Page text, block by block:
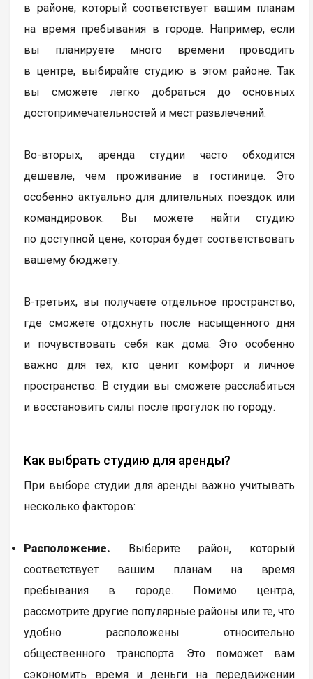
в районе, который соответствует вашим планам
на время пребывания в городе. Например, если
вы планируете много времени проводить
в центре, выбирайте студию в этом районе. Так
вы сможете легко добраться до основных
достопримечательностей и мест развлечений.
Во-вторых, аренда студии часто обходится
дешевле, чем проживание в гостинице. Это
особенно актуально для длительных поездок или
командировок. Вы можете найти студию
по доступной цене, которая будет соответствовать
вашему бюджету.
В-третьих, вы получаете отдельное пространство,
где сможете отдохнуть после насыщенного дня
и почувствовать себя как дома. Это особенно
важно для тех, кто ценит комфорт и личное
пространство. В студии вы сможете расслабиться
и восстановить силы после прогулок по городу.
Как выбрать студию для аренды?
При выборе студии для аренды важно учитывать
несколько факторов:
Расположение. Выберите район, который
соответствует вашим планам на время
пребывания в городе. Помимо центра,
рассмотрите другие популярные районы или те, что
удобно расположены относительно
общественного транспорта. Это поможет вам
сэкономить время и деньги на передвижении